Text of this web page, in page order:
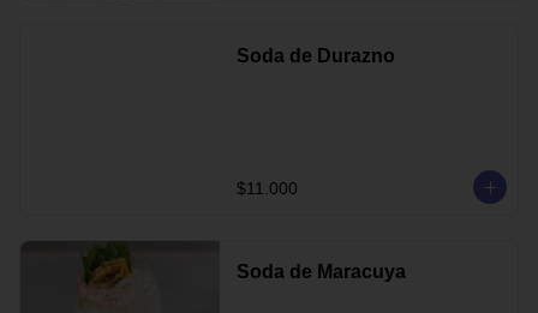
Soda de Durazno
$11.000
Soda de Maracuya